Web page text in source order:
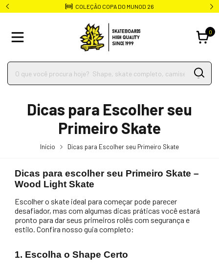
COLEÇÃO COPA DO MUNOD 26
0
Dicas para Escolher seu
Primeiro Skate
Início Dicas para Escolher seu Primeiro Skate
Dicas para escolher seu Primeiro Skate –
Wood Light Skate
Escolher o skate ideal para começar pode parecer
desafiador, mas com algumas dicas práticas você estará
pronto para dar seus primeiros rolês com segurança e
estilo. Confira nosso guia completo:
1. Escolha o Shape Certo